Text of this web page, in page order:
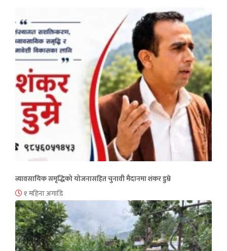
व्यावसायिक समृद्धिको योजनासहित चुनावी मैदानमा शंकर डुम्रे
१ महिना अगाडि